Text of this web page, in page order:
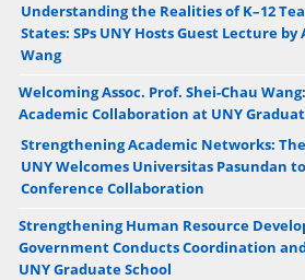
Understanding the Realities of K–12
States: SPs UNY Hosts Guest Lecture by
Wang
Welcoming Assoc. Prof. Shei-Chau
Academic Collaboration at UNY
Strengthening Academic Networks:
UNY Welcomes Universitas Pasundan
Conference Collaboration
Strengthening Human Resource
Government Conducts Coordination
UNY Graduate School